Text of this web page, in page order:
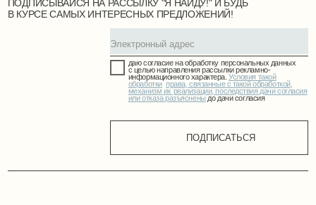
СОТРУДНИЧЕСТВО
О ПРОЕКТЕ
КАРТА УСЛУГ
КАТАЛОГ